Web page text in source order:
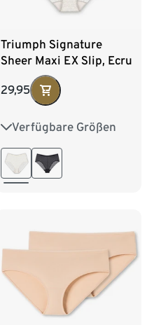
Triumph Signature
Sheer Maxi EX Slip, Ecru
29,95
Verfügbare Größen
38 40 42 44
46 48